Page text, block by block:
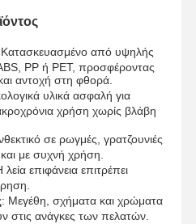
από υψηλής
PP ή PET, προσφέροντας
αντοχή στη φθορά.
υλικά ασφαλή για
χρήση χωρίς βλάβη
σε ρωγμές, γρατζουνιές
με συχνή χρήση.
λεία επιφάνεια επιτρέπει
: Μεγέθη, σχήματα και χρώματα
ανάγκες των πελατών.